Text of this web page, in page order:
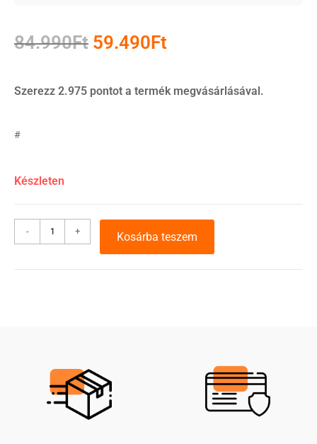
84.990Ft 59.490Ft
Szerezz 2.975 pontot a termék megvásárlásával.
#
Készleten
- + Kosárba teszem